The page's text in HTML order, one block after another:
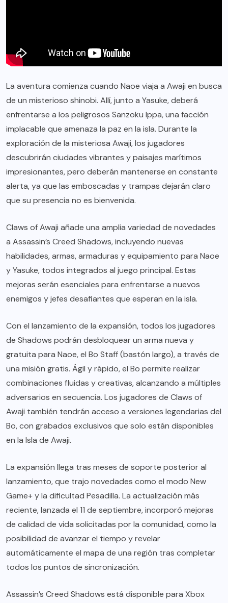
La aventura comienza cuando Naoe viaja a Awaji en busca
de un misterioso shinobi. Allí, junto a Yasuke, deberá
enfrentarse a los peligrosos Sanzoku Ippa, una facción
implacable que amenaza la paz en la isla. Durante la
exploración de la misteriosa Awaji, los jugadores
descubrirán ciudades vibrantes y paisajes marítimos
impresionantes, pero deberán mantenerse en constante
alerta, ya que las emboscadas y trampas dejarán claro
que su presencia no es bienvenida.
Claws of Awaji añade una amplia variedad de novedades
a Assassin’s Creed Shadows, incluyendo nuevas
habilidades, armas, armaduras y equipamiento para Naoe
y Yasuke, todos integrados al juego principal. Estas
mejoras serán esenciales para enfrentarse a nuevos
enemigos y jefes desafiantes que esperan en la isla.
Con el lanzamiento de la expansión, todos los jugadores
de Shadows podrán desbloquear un arma nueva y
gratuita para Naoe, el Bo Staff (bastón largo), a través de
una misión gratis. Ágil y rápido, el Bo permite realizar
combinaciones fluidas y creativas, alcanzando a múltiples
adversarios en secuencia. Los jugadores de Claws of
Awaji también tendrán acceso a versiones legendarias del
Bo, con grabados exclusivos que solo están disponibles
en la Isla de Awaji.
La expansión llega tras meses de soporte posterior al
lanzamiento, que trajo novedades como el modo New
Game+ y la dificultad Pesadilla. La actualización más
reciente, lanzada el 11 de septiembre, incorporó mejoras
de calidad de vida solicitadas por la comunidad, como la
posibilidad de avanzar el tiempo y revelar
automáticamente el mapa de una región tras completar
todos los puntos de sincronización.
Assassin’s Creed Shadows está disponible para Xbox